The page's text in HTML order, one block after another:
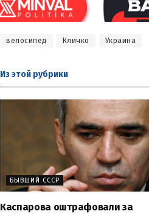
велосипед Кличко Украина
Из этой рубрики
БЫВШИЙ СССР
Каспарова оштрафовали за